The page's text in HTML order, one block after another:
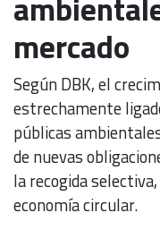
mercado
Según DBK, el
estrechamente
públicas
de nuevas
la recogida
economía circular.